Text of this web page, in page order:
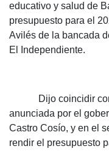
educativo y salud de
presupuesto para el
Avilés de la bancada
El Independiente.
Dijo coincidir con
anunciada por el
Castro Cosío, y en el
rendir el presupuesto